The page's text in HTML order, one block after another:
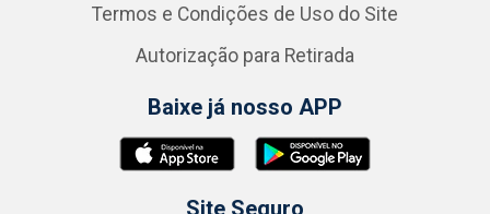
Termos e Condições de Uso do Site
Autorização para Retirada
Baixe já nosso APP
Site Seguro